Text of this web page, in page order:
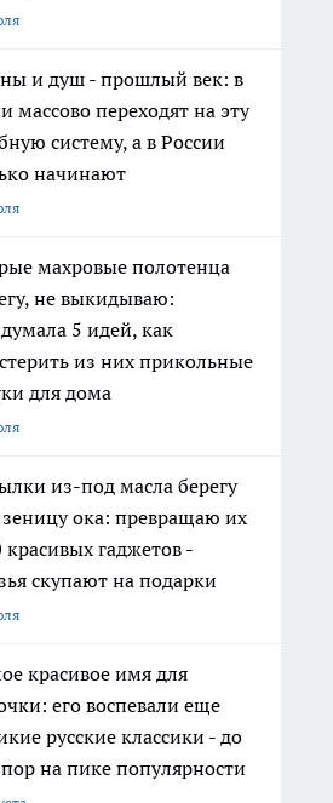
и душ - прошлый век: в
массово переходят на эту
систему, а в России
начинают
махровые полотенца
не выкидываю:
5 идей, как
из них прикольные
для дома
из-под масла берегу
зеницу ока: превращаю их
красивых гаджетов -
скупают на подарки
красивое имя для
его воспевали еще
русские классики - до
на пике популярности